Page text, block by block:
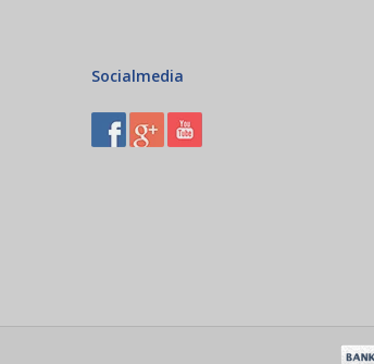
Socialmedia